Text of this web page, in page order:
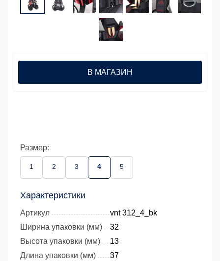
Размер:
1 2 3 4 5
Характеристики
Артикул
vnt 312_4_bk
Ширина упаковки (мм)
32
Высота упаковки (мм)
13
Длина упаковки (мм)
37
В МАГАЗИН